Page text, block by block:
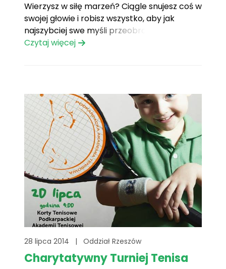
Wierzysz w siłę marzeń? Ciągle snujesz coś w
swojej głowie i robisz wszystko, aby jak
najszybciej swe myśli przeobrazić w
rzeczywistość? Lubisz pomagać innym, masz
marzeń!
Czytaj więcej
28 lipca 2014 | Oddział Rzeszów
Charytatywny Turniej Tenisa